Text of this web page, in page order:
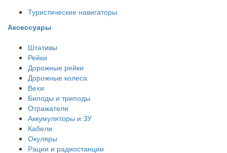
Туристические навигаторы
Аксессуары
Штативы
Рейки
Дорожные рейки
Дорожные колеса
Вехи
Биподы и триподы
Отражатели
Аккумуляторы и ЗУ
Кабели
Окуляры
Рации и радиостанции